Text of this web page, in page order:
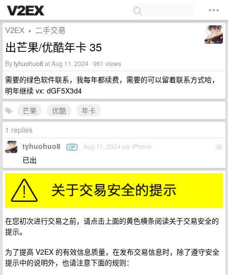
V2EX › 二手交易
出芒果/优酷年卡 35
Bytyhuohuo8at Aug 11, 2024 · 961 views
需要的绿色软件联系，我每年都续费，需要的可以留着联系方式哈，
明年继续 vx: dGF5X3d4
芒果
优酷
年卡
1 replies
1
tyhuohuo8 OP Aug 11, 2024 via iPhone
已出
在您初次进行交易之前，请点击上面的黄色横条阅读关于交易安全的
提示。
为了提高 V2EX 的有效信息质量，在发布交易信息时，除了遵守安全
提示中的说明外，也请注意下面的规则：